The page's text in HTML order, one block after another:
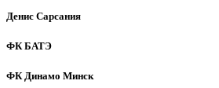
Денис Сарсания
ФК БАТЭ
ФК Динамо Минск